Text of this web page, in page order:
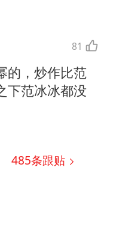
81
的，炒作比范
下范冰冰都没
485条跟贴